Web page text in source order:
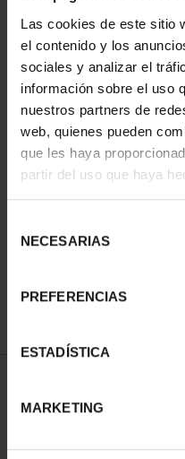
Las cookies de este sitio
el contenido y los
sociales y analizar el
información sobre el uso
nuestros partners de
web, quienes pueden
que les haya
partir del uso que haya
NECESARIAS
PREFERENCIAS
ESTADÍSTICA
MARKETING
CAPITALES DE
PROVINCIA COLECCION
3.796,00 €